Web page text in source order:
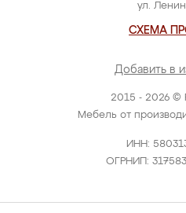
2015 - 2026 ©
Мебель от
ИНН:
ОГРНИП:
ул.
СХЕМА
Добавить в